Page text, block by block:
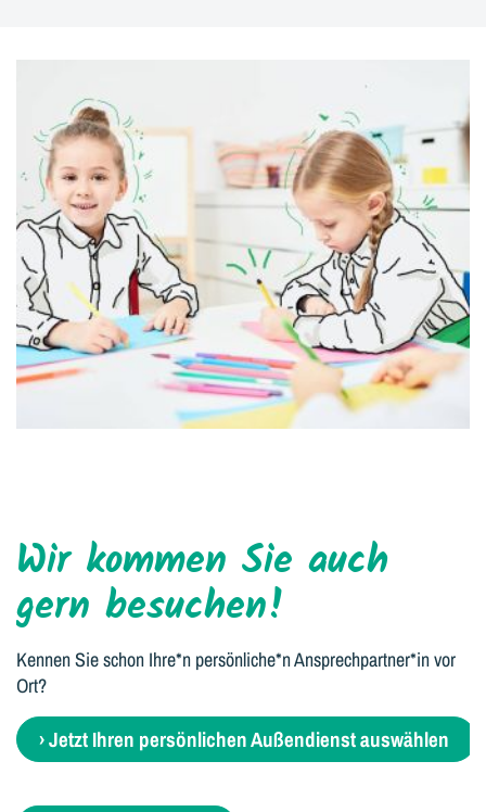
Wir kommen Sie auch
gern besuchen!
Kennen Sie schon Ihre*n persönliche*n Ansprechpartner*in vor
Ort?
› Jetzt Ihren persönlichen Außendienst auswählen